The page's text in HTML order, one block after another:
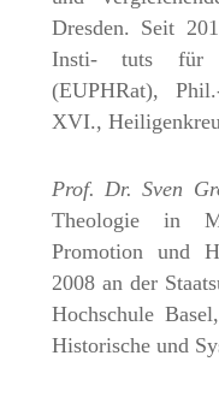
Dresden. Seit
Insti- tuts für
(EUPHRat),
XVI.,
Prof. Dr. Sven
Theologie in
Promotion und
2008 an der
Hochschule
Historische und